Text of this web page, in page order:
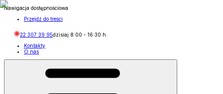
Nawigacja dostępnościowa
Przejdź do treści
22 307 39 95dzisiaj 8:00 - 16:30 h
Kontakty
O nas